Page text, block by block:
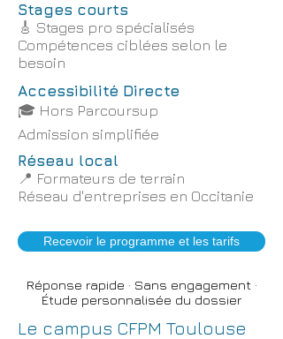
Stages courts
🎸 Stages pro spécialisés
Compétences ciblées selon le
besoin
Accessibilité Directe
🎓 Hors Parcoursup
Admission simplifiée
Réseau local
📍 Formateurs de terrain
Réseau d'entreprises en Occitanie
Recevoir le programme et les tarifs
Réponse rapide · Sans engagement ·
Étude personnalisée du dossier
Le campus CFPM Toulouse